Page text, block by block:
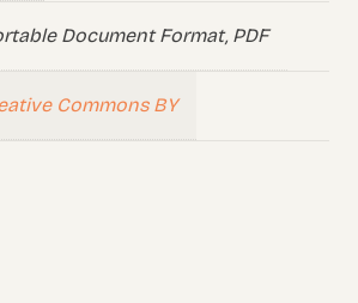
Document Format, PDF
Commons BY